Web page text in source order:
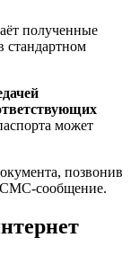
полученные
стандартном
может
позвонив
СМС-сообщение.